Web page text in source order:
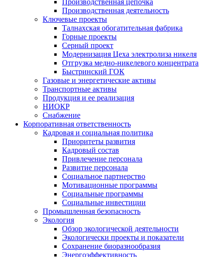
Производственная цепочка
Производственная деятельность
Ключевые проекты
Талнахская обогатительная фабрика
Горные проекты
Серный проект
Модернизация Цеха электролиза никеля
Отгрузка медно-никелевого концентрата
Быстринский ГОК
Газовые и энергетические активы
Транспортные активы
Продукция и ее реализация
НИОКР
Снабжение
Корпоративная ответственность
Кадровая и социальная политика
Приоритеты развития
Кадровый состав
Привлечение персонала
Развитие персонала
Социальное партнерство
Мотивационные программы
Социальные программы
Социальные инвестиции
Промышленная безопасность
Экология
Обзор экологической деятельности
Экологически проекты и показатели
Сохранение биоразнообразия
Энергоэффективность